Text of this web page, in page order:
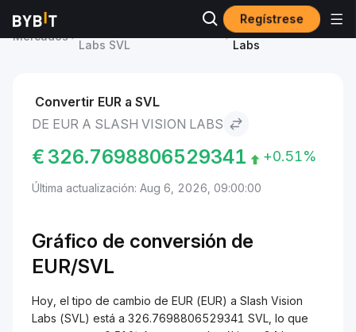
Regístrese
Mercados
Labs SVL
EUR to Slash Vision
Labs
Convertir EUR a SVL
DE EUR A SLASH VISION LABS
€ 326.7698806529341 +0.51%
Última actualización: Aug 6, 2026, 09:00:00
Gráfico de conversión de
EUR/SVL
Hoy, el tipo de cambio de EUR (EUR) a Slash Vision
Labs (SVL) está a 326.7698806529341 SVL, lo que